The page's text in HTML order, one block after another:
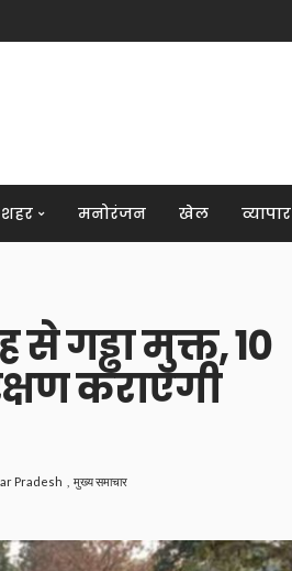
शहर मनोरंजन खेल व्यापार
गड्ढा मुक्त, 10
कराएगी
Pradesh मुख्य समाचार